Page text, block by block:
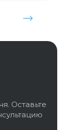
Оставьте